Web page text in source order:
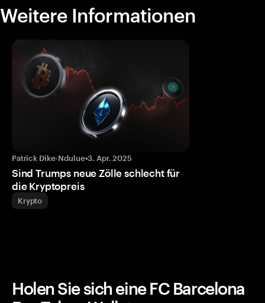
Weitere Informationen
Patrick Dike-Ndulue•3. Apr. 2025
Sind Trumps neue Zölle schlecht für
die Kryptopreis
Krypto
Holen Sie sich eine FC Barcelona